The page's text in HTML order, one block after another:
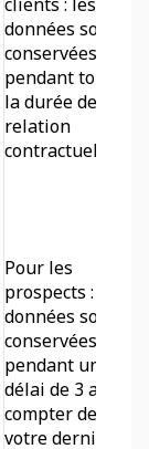
données sont
conservées
pendant toute
la durée de la
relation
contractuelle.
Pour les
prospects : les
données sont
conservées
pendant un
délai de 3 ans à
compter de
votre dernier